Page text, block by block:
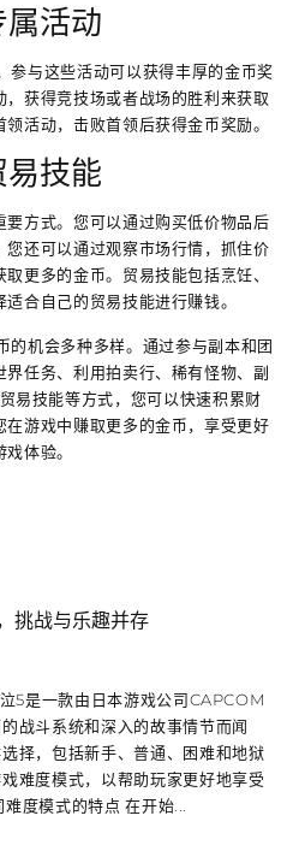
属活动
参与这些活动可以获得丰厚的金币奖
获得竞技场或者战场的胜利来获取
活动，击败首领后获得金币奖励。
易技能
方式。您可以通过购买低价物品后
还可以通过观察市场行情，抓住价
更多的金币。贸易技能包括烹饪、
合自己的贸易技能进行赚钱。
的机会多种多样。通过参与副本和团
任务、利用拍卖行、稀有怪物、副
易技能等方式，您可以快速积累财
游戏中赚取更多的金币，享受更好
戏体验。
挑战与乐趣并存
5是一款由日本游戏公司CAPCOM
战斗系统和深入的故事情节而闻
择，包括新手、普通、困难和地狱
难度模式，以帮助玩家更好地享受
度模式的特点 在开始...